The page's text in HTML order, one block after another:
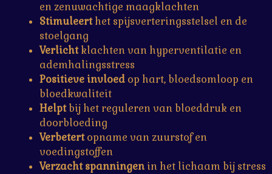
en zenuwachtige maagklachten
Stimuleerthet spijsverteringsstelsel en de
stoelgang
Verlichtklachten van hyperventilatie en
ademhalingsstress
Positieve invloedop hart, bloedsomloop en
bloedkwaliteit
Helptbij het reguleren van bloeddruk en
doorbloeding
Verbetertopname van zuurstof en
voedingstoffen
Verzacht spanningenin het lichaam bij stress